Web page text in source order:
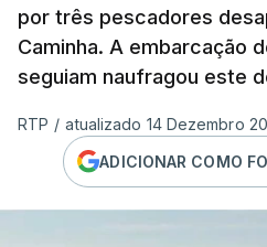
por três pescadores
Caminha. A embarcação
seguiam naufragou este
RTP / atualizado 14 Dezembro
ADICIONAR COMO